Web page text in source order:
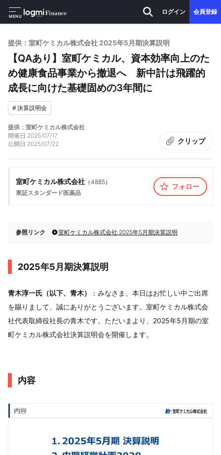
MENU
ログイン 会員登録
提供：室町ケミカル株式会社 2025年5月期決算説明
【QAあり】室町ケミカル、資本効率向上のた
め健康食品事業から撤退へ 新中計は飛躍的
成長に向けた基礎固めの3年間に
#決算説明会
提供：室町ケミカル株式会社
開催日 2025/07/17
公開日 2025/07/22 クリップ
室町ケミカル株式会社 （4885）
東証スタンダード 医薬品
フォロー
参照リンク 室町ケミカル株式会社 2025年5月期決算説明
2025年5月期決算説明
青木淳一氏（以下、青木）
：みなさま、本日はお忙しい中ご出席
を賜りまして、誠にありがとうございます。室町ケミカル株式会
社代表取締役社長の青木です。ただいまより、2025年5月期の室
町ケミカル株式会社決算説明会を開催します。
内容